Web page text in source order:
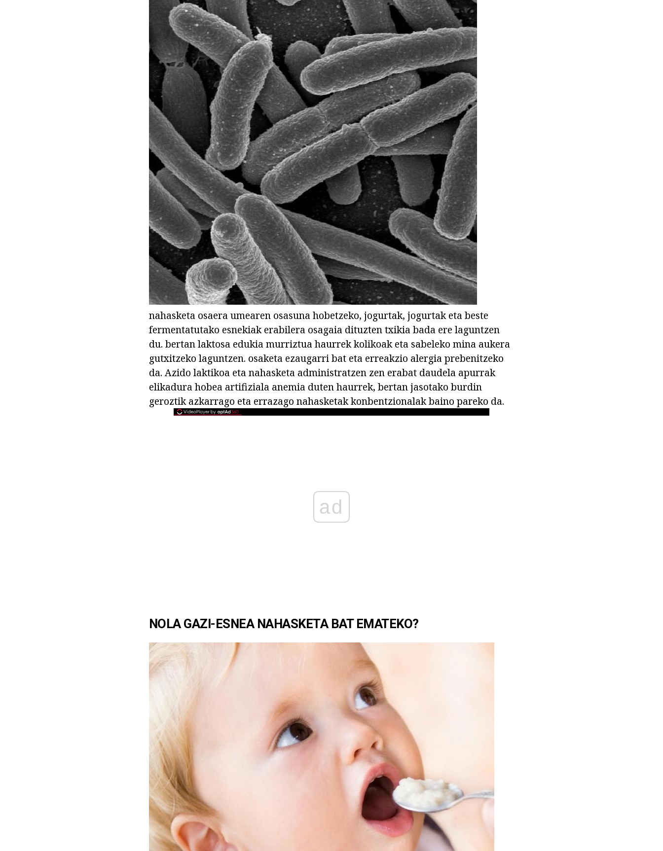
nahasketa osaera umearen osasuna hobetzeko, jogurtak, jogurtak eta beste
fermentatutako esnekiak erabilera osagaia dituzten txikia bada ere laguntzen
du. bertan laktosa edukia murriztua haurrek kolikoak eta sabeleko mina aukera
gutxitzeko laguntzen. osaketa ezaugarri bat eta erreakzio alergia prebenitzeko
da. Azido laktikoa eta nahasketa administratzen zen erabat daudela apurrak
elikadura hobea artifiziala anemia duten haurrek, bertan jasotako burdin
geroztik azkarrago eta errazago nahasketak konbentzionalak baino pareko da.
ad
NOLA GAZI-ESNEA NAHASKETA BAT EMATEKO?